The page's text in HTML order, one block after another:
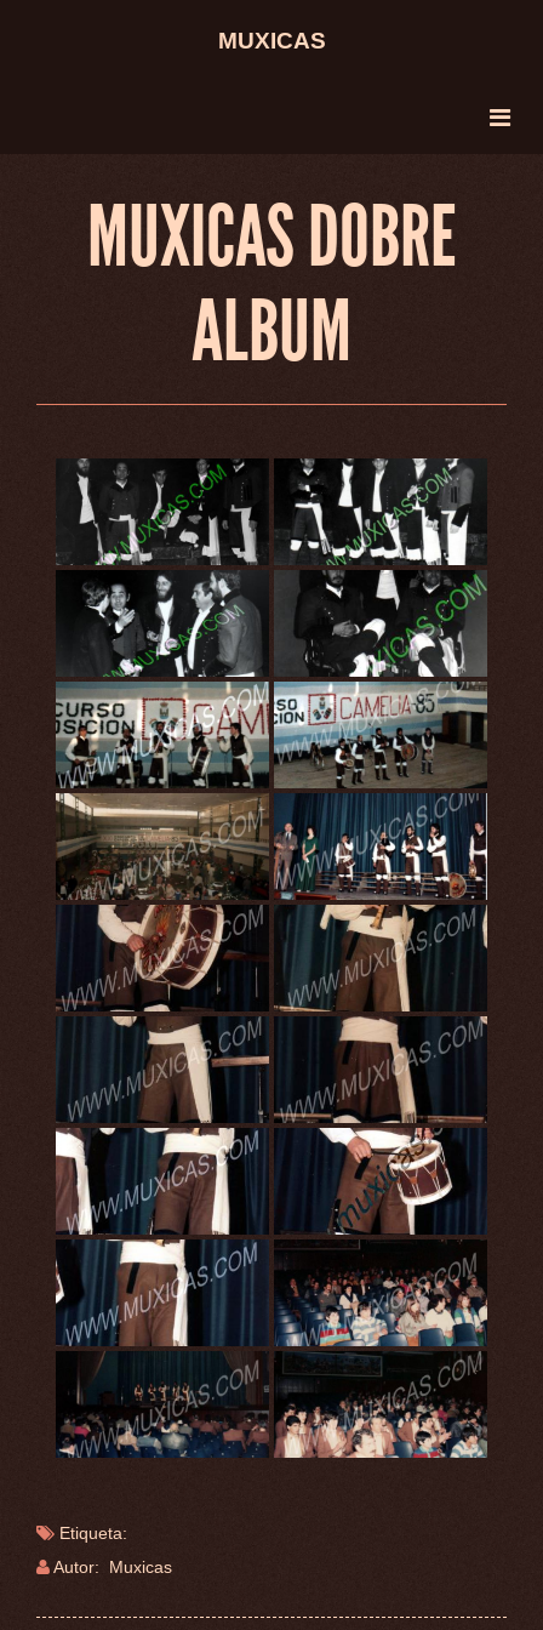
MUXICAS
MUXICAS DOBRE
ALBUM
Etiqueta:
Autor: Muxicas